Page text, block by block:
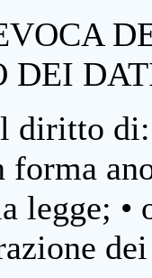
DEI
diritto
forma
legge; •